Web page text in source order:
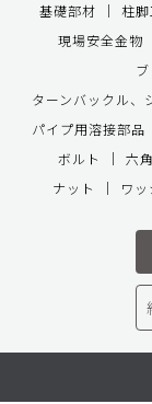
基礎部材 柱
現場安全金物
ターンバックル、
パイプ用溶接部品
ボルト
六
ナット
ワ